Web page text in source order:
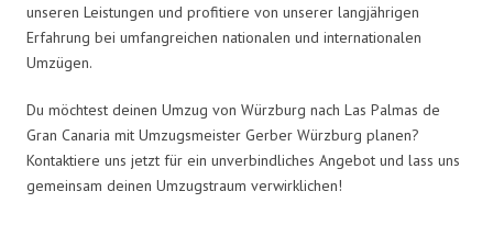
unseren Leistungen und profitiere von unserer langjährigen
Erfahrung bei umfangreichen nationalen und internationalen
Umzügen.
Du möchtest deinen Umzug von Würzburg nach Las Palmas de
Gran Canaria mit Umzugsmeister Gerber Würzburg planen?
Kontaktiere uns jetzt für ein unverbindliches Angebot und lass uns
gemeinsam deinen Umzugstraum verwirklichen!